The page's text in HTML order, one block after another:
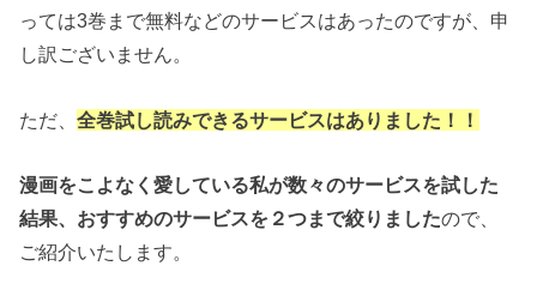
っては3巻まで無料などのサービスはあったのですが、申
し訳ございません。
ただ、全巻試し読みできるサービスはありました！！
漫画をこよなく愛している私が数々のサービスを試した
結果、おすすめのサービスを２つまで絞りましたので、
ご紹介いたします。